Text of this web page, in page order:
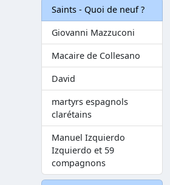
Saints - Quoi de neuf ?
Giovanni Mazzuconi
Macaire de Collesano
David
martyrs espagnols
clarétains
Manuel Izquierdo
Izquierdo et 59
compagnons